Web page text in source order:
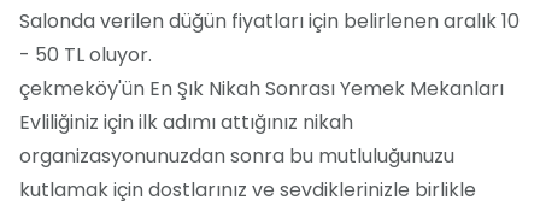
Salonda verilen düğün fiyatları için belirlenen aralık 10
- 50 TL oluyor.
çekmeköy'ün En Şık Nikah Sonrası Yemek Mekanları
Evliliğiniz için ilk adımı attığınız nikah
organizasyonunuzdan sonra bu mutluluğunuzu
kutlamak için dostlarınız ve sevdiklerinizle birlikle